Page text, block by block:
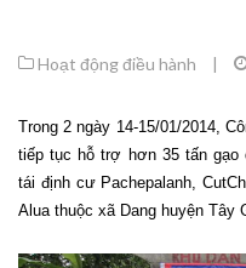
Hoạt động điều hành |
Trong 2 ngày 14-15/01/2014,
tiếp tục hỗ trợ hơn 35 tấn gạo
tái định cư Pachepalanh,
Alua thuộc xã Dang huyện Tây